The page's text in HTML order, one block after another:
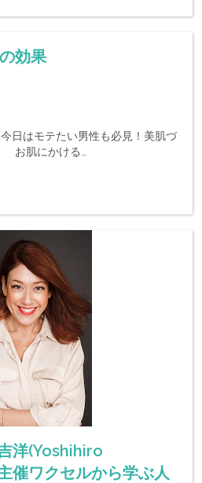
効果
日はモテたい男性も必見！美肌づ
お肌にかける…
洋(Yoshihiro
催ワクセルから学ぶ人